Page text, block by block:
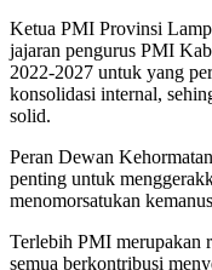
Ketua PMI Provinsi
jajaran pengurus PMI
2022-2027 untuk yang
konsolidasi internal,
solid.
Peran Dewan
penting untuk
menomorsatukan
Terlebih PMI merupakan
semua berkontribusi